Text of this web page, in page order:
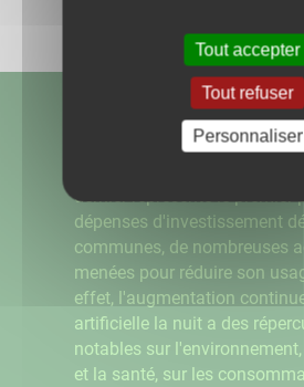
Alors que la quantité de
nuit par un éclairage public a
dernier représente le premier
dépenses d'investissement
communes, de nombreuses
menées pour réduire son
effet, l'augmentation
artificielle la nuit a des
notables sur
et la santé, sur les
Tout accepter
Tout refuser
Personnaliser